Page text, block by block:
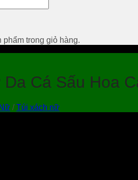
phẩm trong giỏ hàng.
Cá Sấu Hoa
/ Túi xách nữ